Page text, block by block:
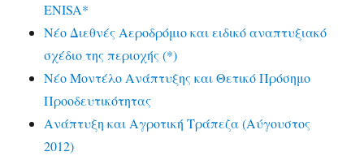
ENISA*
Νέο Διεθνές Αεροδρόμιο και ειδικό αναπτυξιακό
σχέδιο της περιοχής (*)
Νέο Μοντέλο Ανάπτυξης και Θετικό Πρόσημο
Προοδευτικότητας
Ανάπτυξη και Αγροτική Τράπεζα (Αύγουστος
2012)